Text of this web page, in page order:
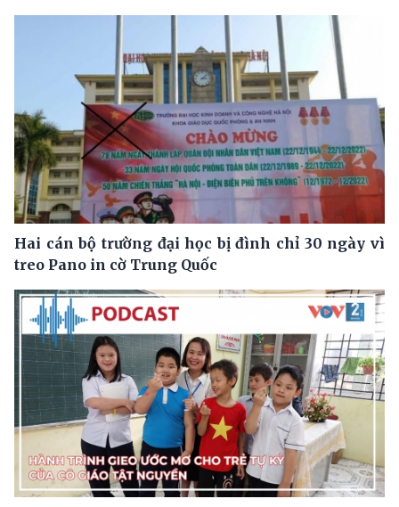
Hai cán bộ trường đại học bị đình chỉ 30 ngày vì
treo Pano in cờ Trung Quốc